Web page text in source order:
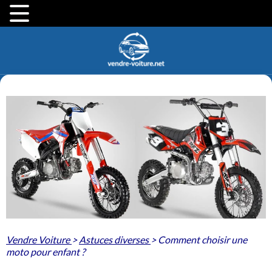
Vendre Voiture >Astuces diverses > Comment choisir une
moto pour enfant ?